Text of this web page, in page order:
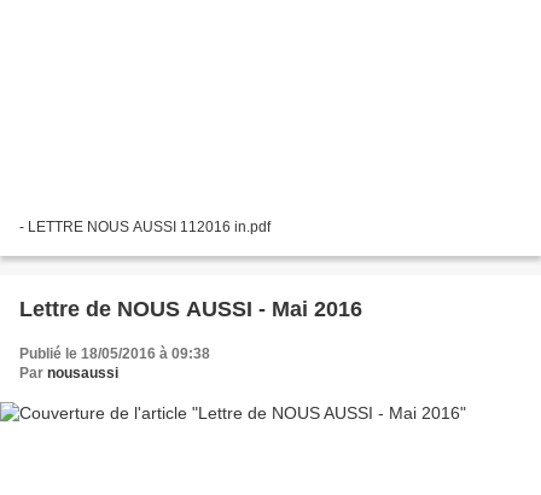
- LETTRE NOUS AUSSI 112016 in.pdf
Lettre de NOUS AUSSI - Mai 2016
Publié le 18/05/2016 à 09:38
Par nousaussi